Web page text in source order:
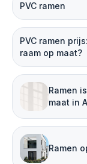
PVC ramen
PVC ramen
raam op maat?
Ramen
maat in
Ramen